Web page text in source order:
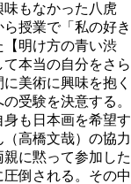
味もなかった八虎
授業で「私の好き
明け方の青い渋
本当の自分をさら
美術に興味を抱く
受験を決意する。
も日本画を希望す
高橋文哉）の協力
に黙って参加した
倒される。その中